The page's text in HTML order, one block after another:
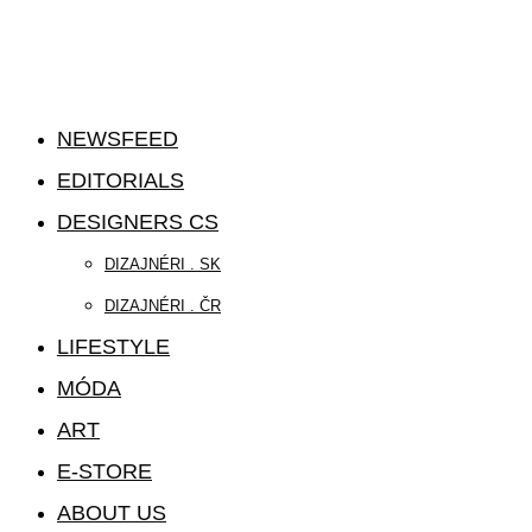
NEWSFEED
EDITORIALS
DESIGNERS CS
DIZAJNÉRI . SK
DIZAJNÉRI . ČR
LIFESTYLE
MÓDA
ART
E-STORE
ABOUT US